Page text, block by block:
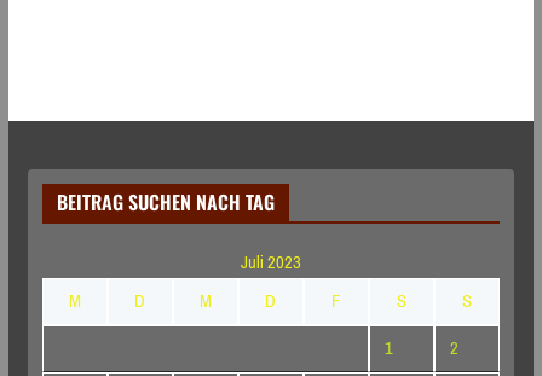
BEITRAG SUCHEN NACH TAG
Juli 2023
M
D M D F S
S
1
2